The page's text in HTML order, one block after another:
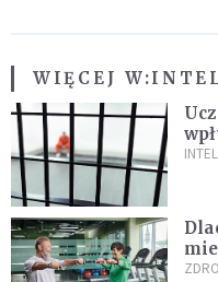
WIĘCEJ W: